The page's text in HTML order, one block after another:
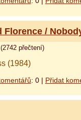
Florence /
přečtení)
(1984)
: 0 | Přidat